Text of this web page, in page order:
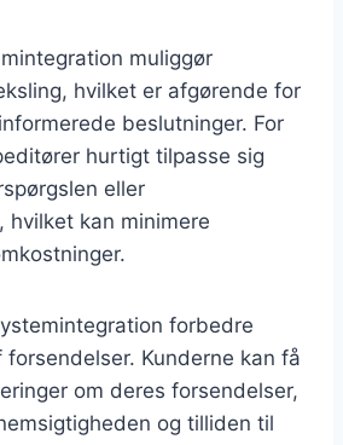
muliggør
hvilket er afgørende for
beslutninger. For
hurtigt tilpasse sig
eller
kan minimere
forbedre
Kunderne kan få
om deres forsendelser,
og tilliden til